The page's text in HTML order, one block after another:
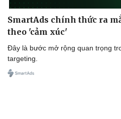
SmartAds chính thức ra
theo 'cảm xúc'
Đây là bước mở rộng quan trọng
targeting.